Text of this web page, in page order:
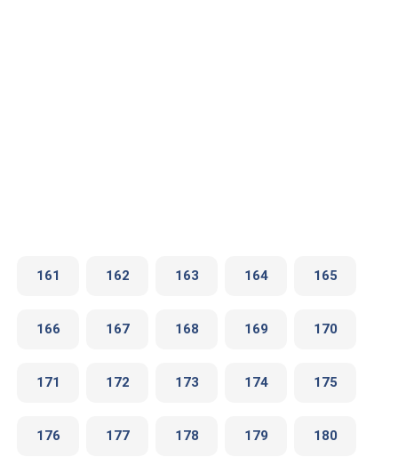
161 162 163 164 165
166 167 168 169 170
171 172 173 174 175
176 177 178 179 180